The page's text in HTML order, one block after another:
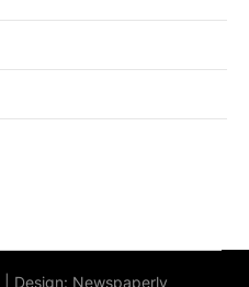
| Design: Newspaperly